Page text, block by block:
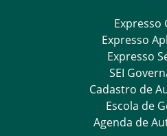
Expresso
Expresso
Expresso
SEI
Cadastro de
Escola de
Agenda de